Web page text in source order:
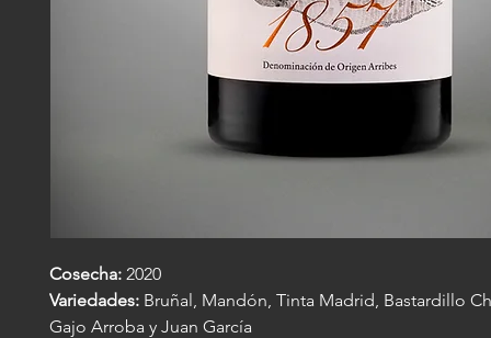
Cosecha: 2020
Variedades: Bruñal, Mandón, Tinta Madrid, Bastardillo
Gajo Arroba y Juan García